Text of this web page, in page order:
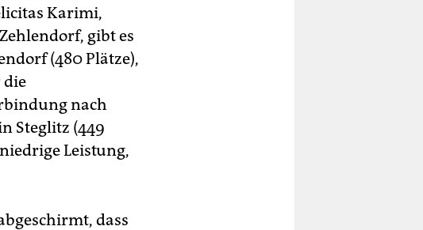
Karimi,
gibt es
(480 Plätze),
die
nach
Steglitz (449
Leistung,
dass